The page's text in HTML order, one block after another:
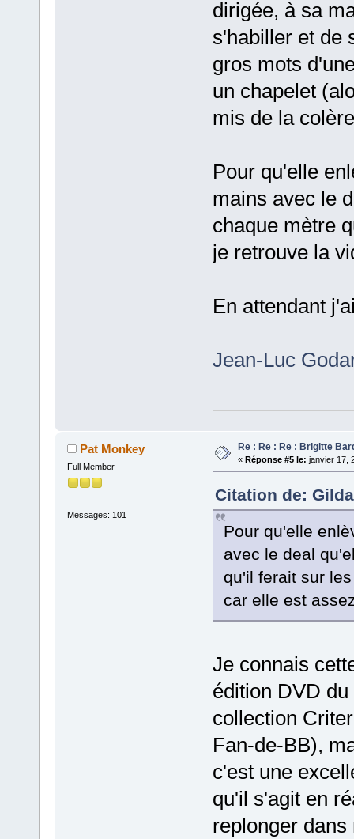
dirigée, à sa
s'habiller et de
gros mots
un chapelet
mis de la
Pour qu'elle
mains avec le
chaque mètre
je retrouve la
En attendant
Jean-Luc
Pat Monkey
Full Member
Messages: 101
Re : Re : Re : Brigitte
« Réponse #5 le: janvier 17,
Citation de:
Pour qu'elle
avec le deal
qu'il ferait sur
car elle est
Je connais
édition DVD
collection
Fan-de-BB),
c'est une
qu'il s'agit en
replonger